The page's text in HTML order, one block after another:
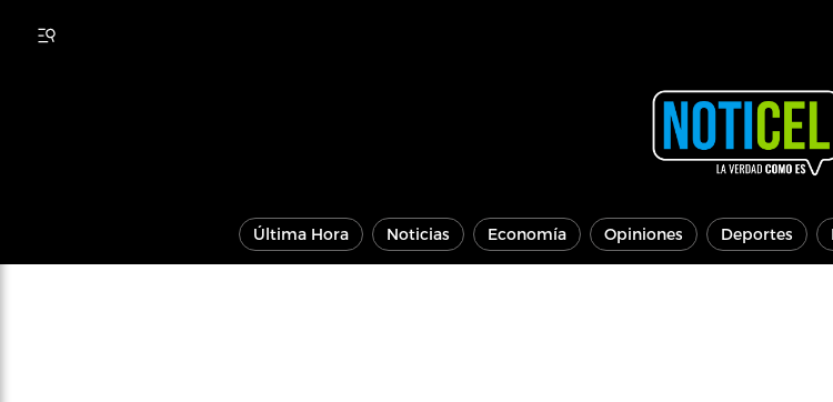
Última Hora Noticias Economía Opiniones Deportes